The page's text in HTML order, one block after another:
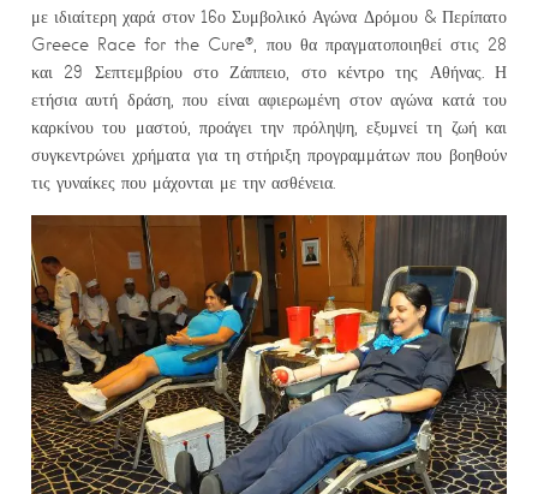
με ιδιαίτερη χαρά στον 16ο Συμβολικό Αγώνα Δρόμου & Περίπατο
Greece Race for the Cure®, που θα πραγματοποιηθεί στις 28
και 29 Σεπτεμβρίου στο Ζάππειο, στο κέντρο της Αθήνας. Η
ετήσια αυτή δράση, που είναι αφιερωμένη στον αγώνα κατά του
καρκίνου του μαστού, προάγει την πρόληψη, εξυμνεί τη ζωή και
συγκεντρώνει χρήματα για τη στήριξη προγραμμάτων που βοηθούν
τις γυναίκες που μάχονται με την ασθένεια.